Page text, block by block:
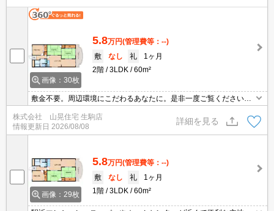
画像：30枚
5.8万円(管理費等：--)
敷
なし 礼
1ヶ月
2階
3LDK 60m²
敷金不要。周辺環境にこだわるあなたに。是非一度ご覧ください！
まずは一緒に現地へ見学に行きましょう！！☆彡見れば納得です
よ！複数のお問合せを受け付けさせて頂いている人気物件です！ネ
ット掲載以外の情報は当店スタッフまでお気軽にご連絡下さいませ
(^_-)-☆
株式会社 山晃住宅 生駒店
情報更新日 2026/08/08
詳細を見る
画像：29枚
5.8万円(管理費等：--)
敷
なし 礼
1ヶ月
1階
3LDK 60m²